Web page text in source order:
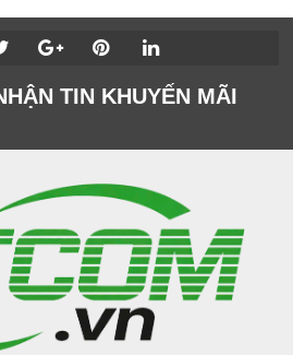
TIN KHUYẾN MÃI